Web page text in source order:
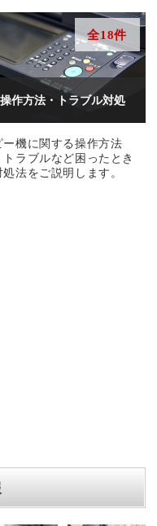
全18件
操作方法・トラブル対処
ー機に関する操作方法
トラブルなど困ったとき
処法をご説明します。